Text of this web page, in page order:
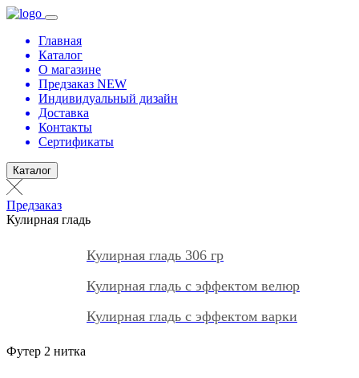
Главная
Каталог
О магазине
Предзаказ NEW
Индивидуальный дизайн
Доставка
Контакты
Сертификаты
Каталог
Предзаказ
Кулирная гладь
Кулирная гладь 306 гр
Кулирная гладь с эффектом велюр
Кулирная гладь с эффектом варки
Футер 2 нитка